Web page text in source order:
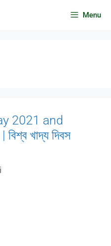
Menu
2021 and
খাদ্য দিবস